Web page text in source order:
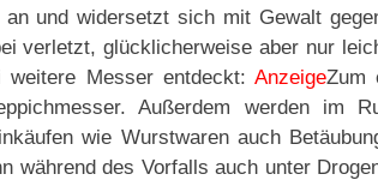
und widersetzt sich mit Gewalt
verletzt, glücklicherweise aber nur
Messer entdeckt: AnzeigeZum
Außerdem werden im
wie Wurstwaren auch
während des Vorfalls auch unter